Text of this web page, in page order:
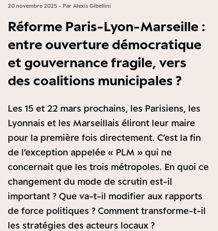
20 novembre 2025 - Par Alexis Gibellini
Réforme Paris-Lyon-Marseille :
entre ouverture démocratique
et gouvernance fragile, vers
des coalitions municipales ?
Les 15 et 22 mars prochains, les Parisiens, les
Lyonnais et les Marseillais éliront leur maire
pour la première fois directement. C’est la fin
de l’exception appelée « PLM » qui ne
concernait que les trois métropoles. En quoi ce
changement du mode de scrutin est-il
important ? Que va-t-il modifier aux rapports
de force politiques ? Comment transforme-t-il
les stratégies des acteurs locaux ?